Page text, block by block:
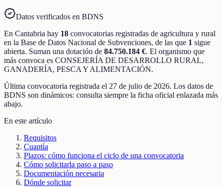
Datos verificados en BDNS
En Cantabria hay 18 convocatorias registradas de agricultura y rural
en la Base de Datos Nacional de Subvenciones, de las que 1 sigue
abierta. Suman una dotación de 84.750.184 €. El organismo que
más convoca es CONSEJERÍA DE DESARROLLO RURAL,
GANADERÍA, PESCA Y ALIMENTACIÓN.
Última convocatoria registrada el 27 de julio de 2026. Los datos de
BDNS son dinámicos: consulta siempre la ficha oficial enlazada más
abajo.
En este artículo
Requisitos
Cuantía
Plazos: cómo funciona el ciclo de una convocatoria
Cómo solicitarla paso a paso
Documentación necesaria
Dónde solicitar